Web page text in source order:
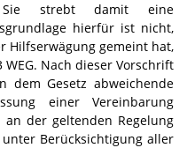
Sie strebt damit eine
hierfür ist nicht,
Hilfserwägung gemeint hat,
WEG. Nach dieser Vorschrift
dem Gesetz abweichende
einer Vereinbarung
der geltenden Regelung
Berücksichtigung aller